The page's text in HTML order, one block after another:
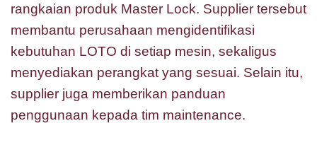
rangkaian produk Master Lock. Supplier tersebut
membantu perusahaan mengidentifikasi
kebutuhan LOTO di setiap mesin, sekaligus
menyediakan perangkat yang sesuai. Selain itu,
supplier juga memberikan panduan
penggunaan kepada tim maintenance.